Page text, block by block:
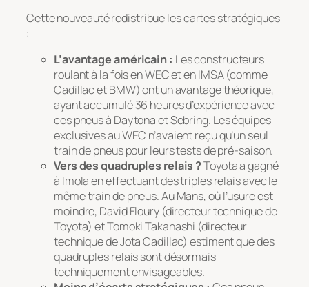
Cette nouveauté redistribue les cartes stratégiques
:
L’avantage américain : Les constructeurs
roulant à la fois en WEC et en IMSA (comme
Cadillac et BMW) ont un avantage théorique,
ayant accumulé 36 heures d’expérience avec
ces pneus à Daytona et Sebring. Les équipes
exclusives au WEC n’avaient reçu qu’un seul
train de pneus pour leurs tests de pré-saison.
Vers des quadruples relais ?Toyota a gagné
à Imola en effectuant des triples relais avec le
même train de pneus. Au Mans, où l’usure est
moindre, David Floury (directeur technique de
Toyota) et Tomoki Takahashi (directeur
technique de Jota Cadillac) estiment que des
quadruples relais sont désormais
techniquement envisageables.